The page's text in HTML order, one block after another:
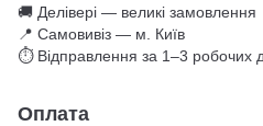
🚚 Делівері — великі замовлення
📍 Самовивіз — м. Київ
⏱ Відправлення за 1–3 робочих
Оплата